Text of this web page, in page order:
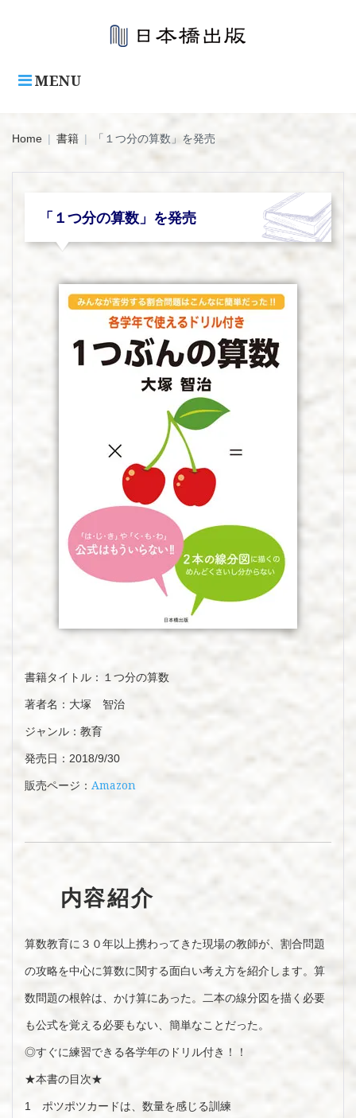
MENU
Home | 書籍 | 「１つ分の算数」を発売
「１つ分の算数」を発売
書籍タイトル：１つ分の算数
著者名：大塚 智治
ジャンル：教育
発売日：2018/9/30
販売ページ： Amazon
内容紹介
算数教育に３０年以上携わってきた現場の教師が、割合問題
の攻略を中心に算数に関する面白い考え方を紹介します。算
数問題の根幹は、かけ算にあった。二本の線分図を描く必要
も公式を覚える必要もない、簡単なことだった。
◎すぐに練習できる各学年のドリル付き！！
★本書の目次★
1 ポツポツカードは、数量を感じる訓練